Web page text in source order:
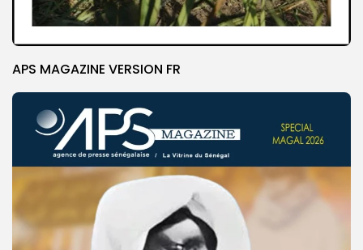
APS MAGAZINE VERSION FR